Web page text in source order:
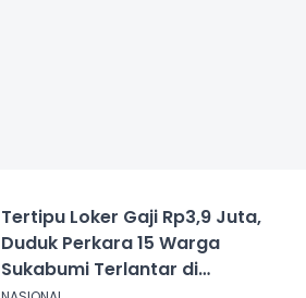
Tertipu Loker Gaji Rp3,9 Juta,
Duduk Perkara 15 Warga
Sukabumi Terlantar di